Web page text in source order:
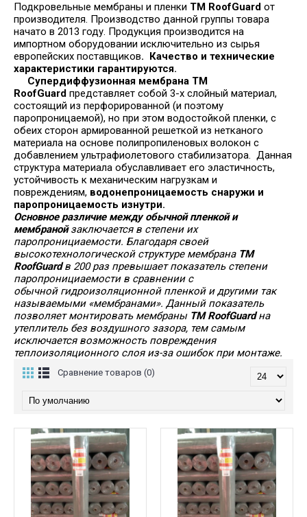
Подкровельные мембраны и пленки TM RoofGuard от
производителя. Производство данной группы товара
начато в 2013 году. Продукция производится на
импортном оборудовании исключительно из сырья
европейских поставщиков. Качество и технические
характеристики гарантируются.
Супердиффузионная мембрана TM
RoofGuard представляет собой 3-х слойный материал,
состоящий из перфорированной (и поэтому
паропроницаемой), но при этом водостойкой пленки, с
обеих сторон армированной решеткой из нетканого
материала на основе полипропиленовых волокон с
добавлением ультрафиолетового стабилизатора. Данная
структура материала обуславливает его эластичность,
устойчивость к механическим нагрузкам и
повреждениям, водонепроницаемость снаружи и
паропроницаемость изнутри.
Основное различие между обычной пленкой и
мембранойзаключается в степени их
паропронициаемости. Благодаря своей
высокотехнологической структуре мембрана TM
RoofGuardв 200 раз превышает показатель степени
паропронициаемости в сравнении с
обычной гидроизоляционной пленкой и другими так
называемыми «мембранами». Данный показатель
позволяет монтировать мембраны TM RoofGuardна
утеплитель без воздушного зазора, тем самым
исключается возможность повреждения
теплоизоляционного слоя из-за ошибок при монтаже.
Сравнение товаров (0)